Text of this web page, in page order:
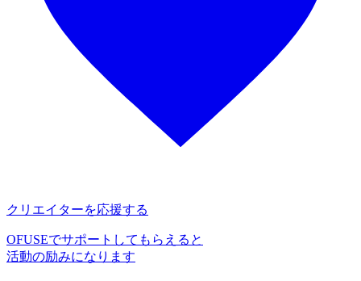
クリエイターを応援する
OFUSEでサポートしてもらえると
活動の励みになります